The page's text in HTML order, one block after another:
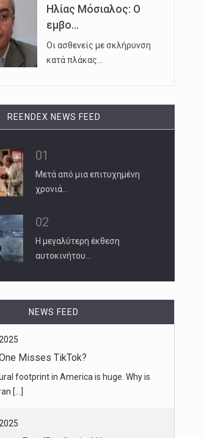
Ηλίας Μόσιαλος: Ο
εμβο...
Οι ασθενείς με σκλήρυνση
κατά πλάκας…
REENDEX NEWS FEED
01
Μετά από μια επιτυχημένη
χρονιά…
02
Η μεγαλύτερη έκθεση
αυτοκινήτου…
NEWS FEED
Misses TikTok?
footprint in America is huge. Why is
[...]
Fear ‘Retribution’ He ...
[...]